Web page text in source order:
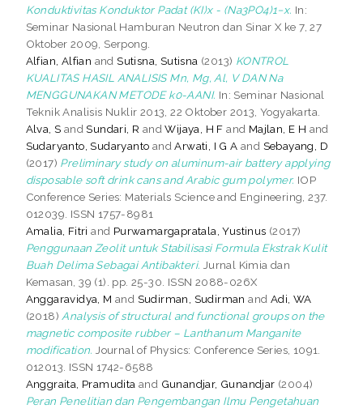
Konduktivitas Konduktor Padat (KI)x - (Na3PO4)1−x. In:
Seminar Nasional Hamburan Neutron dan Sinar X ke 7, 27
Oktober 2009, Serpong.
Alfian, Alfian andSutisna, Sutisna (2013) KONTROL
KUALITAS HASIL ANALISIS Mn, Mg, Al, V DAN Na
MENGGUNAKAN METODE k0-AANI. In: Seminar Nasional
Teknik Analisis Nuklir 2013, 22 Oktober 2013, Yogyakarta.
Alva, S andSundari, R andWijaya, H F and Majlan, E H and
Sudaryanto, Sudaryanto andArwati, I G A and Sebayang, D
(2017) Preliminary study on aluminum-air battery applying
disposable soft drink cans and Arabic gum polymer. IOP
Conference Series: Materials Science and Engineering, 237.
012039. ISSN 1757-8981
Amalia, Fitri and Purwamargapratala, Yustinus (2017)
Penggunaan Zeolit untuk Stabilisasi Formula Ekstrak Kulit
Buah Delima Sebagai Antibakteri. Jurnal Kimia dan
Kemasan, 39 (1). pp. 25-30. ISSN 2088-026X
Anggaravidya, M and Sudirman, Sudirman and Adi, WA
(2018) Analysis of structural and functional groups on the
magnetic composite rubber – Lanthanum Manganite
modification. Journal of Physics: Conference Series, 1091.
012013. ISSN 1742-6588
Anggraita, Pramudita and Gunandjar, Gunandjar (2004)
Peran Penelitian dan Pengembangan Ilmu Pengetahuan